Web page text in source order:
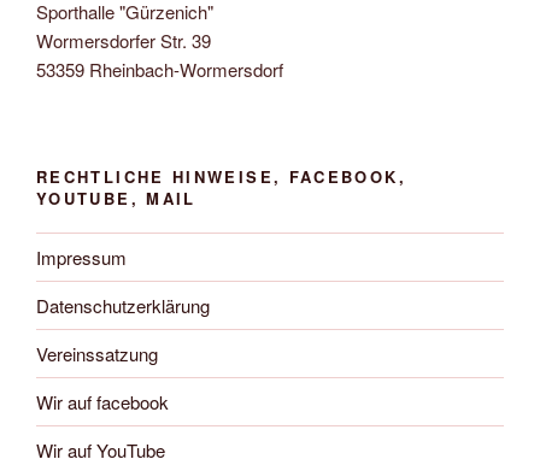
Sporthalle "Gürzenich"
Wormersdorfer Str. 39
53359 Rheinbach-Wormersdorf
RECHTLICHE HINWEISE, FACEBOOK,
YOUTUBE, MAIL
Impressum
Datenschutzerklärung
Vereinssatzung
Wir auf facebook
Wir auf YouTube